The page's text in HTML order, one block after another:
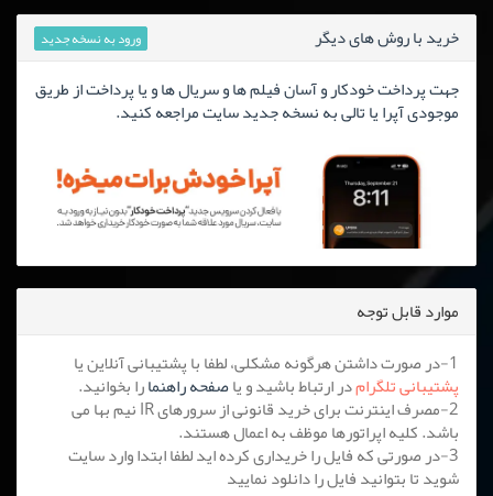
خرید با روش های دیگر ورود به نسخه جدید
جهت پرداخت خودکار و آسان فیلم ها و سریال ها و یا پرداخت از طریق
موجودی آپرا یا تالی به نسخه جدید سایت مراجعه کنید.
موارد قابل توجه
1-در صورت داشتن هرگونه مشکلی، لطفا با پشتیبانی آنلاین یا
پشتیبانی تلگرامدر ارتباط باشید و یاصفحه راهنمارا بخوانید.
2-مصرف اینترنت برای خرید قانونی از سرورهای IR نیم بها می
باشد. کلیه اپراتورها موظف به اعمال هستند.
3-در صورتی که فایل را خریداری کرده اید لطفا ابتدا وارد سایت
شوید تا بتوانید فایل را دانلود نمایید